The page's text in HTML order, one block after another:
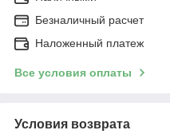
Безналичный расчет
Наложенный платеж
Все условия оплаты
Условия возврата